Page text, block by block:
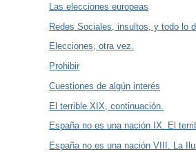
Las elecciones europeas
Redes Sociales, insultos, y todo lo
Elecciones, otra vez.
Prohibir
Cuestiones de algún interés
El terrible XIX, continuación.
España no es una nación IX. El
España no es una nación VIII. La